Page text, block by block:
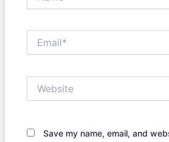
Save my name, email, and